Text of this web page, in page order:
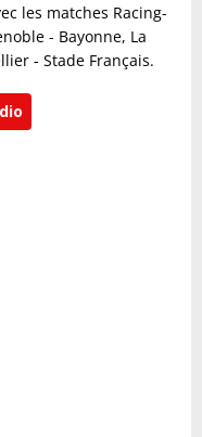
les matches Racing-
- Bayonne, La
- Stade Français.